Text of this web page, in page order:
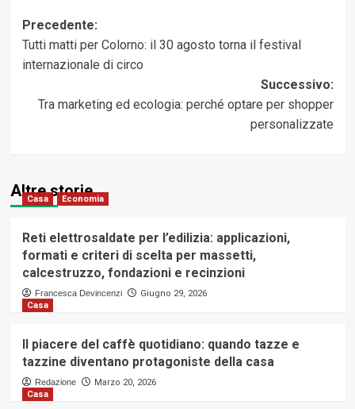
Navigazione
articolo
Precedente:
Tutti matti per Colorno: il 30 agosto torna il festival
internazionale di circo
Successivo:
Tra marketing ed ecologia: perché optare per shopper
personalizzate
Altre storie
Casa Economia
Reti elettrosaldate per l’edilizia: applicazioni,
formati e criteri di scelta per massetti,
calcestruzzo, fondazioni e recinzioni
Francesca Devincenzi
Giugno 29, 2026
Casa
Il piacere del caffè quotidiano: quando tazze e
tazzine diventano protagoniste della casa
Redazione
Marzo 20, 2026
Casa